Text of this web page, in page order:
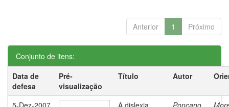
Anterior 1 Próximo
Conjunto de itens:
Data de
defesa
Pré-
visualização
Título Autor
5-Dez-2007 A dislexia Ponçano,